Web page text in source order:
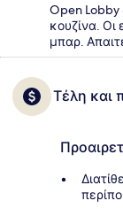
Open Lobby
κουζίνα.
μπαρ.
Τέλη και